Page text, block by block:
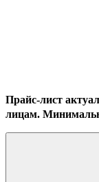
Прайс-лист
лицам.